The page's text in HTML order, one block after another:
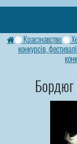
Краєзнавство
конкурсів,
Бордюг